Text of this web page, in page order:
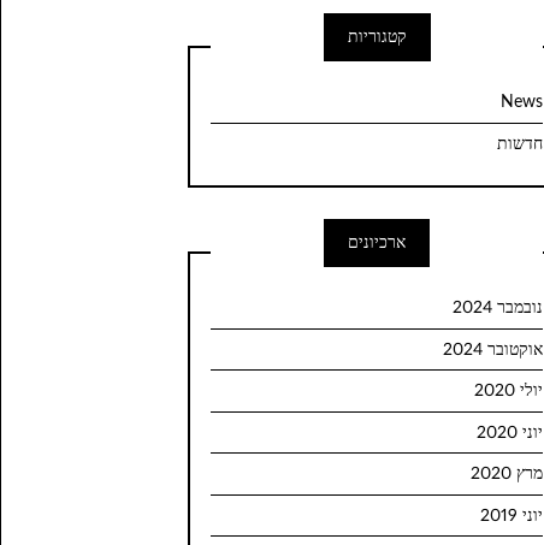
קטגוריות
News
חדשות
ארכיונים
נובמבר 2024
אוקטובר 2024
יולי 2020
יוני 2020
מרץ 2020
יוני 2019